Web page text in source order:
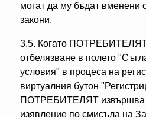
могат да му бъдат вменени
закони.
3.5. Когато ПОТРЕБИТЕЛЯТ
отбелязване в полето
условия" в процеса на
виртуалния бутон
ПОТРЕБИТЕЛЯТ извършва
изявление по смисъла на